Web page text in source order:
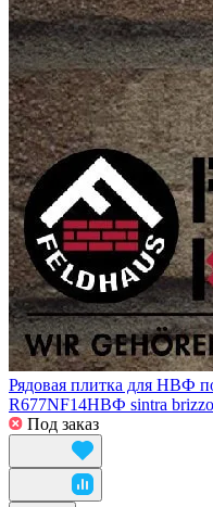
Рядовая плитка для НВФ
R677NF14НВФ sintra
Под заказ